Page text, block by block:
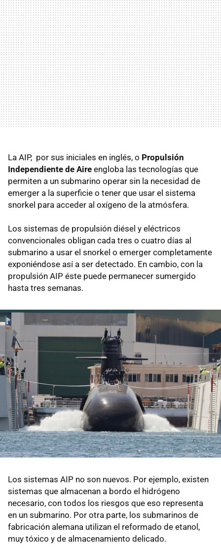
La AIP, por sus iniciales en inglés, o Propulsión
Independiente de Aire engloba las tecnologías que
permiten a un submarino operar sin la necesidad de
emerger a la superficie o tener que usar el sistema
snorkel para acceder al oxígeno de la atmósfera.
Los sistemas de propulsión diésel y eléctricos
convencionales obligan cada tres o cuatro días al
submarino a usar el snorkel o emerger completamente
exponiéndose así a ser detectado. En cambio, con la
propulsión AIP éste puede permanecer sumergido
hasta tres semanas.
Los sistemas AIP no son nuevos. Por ejemplo, existen
sistemas que almacenan a bordo el hidrógeno
necesario, con todos los riesgos que eso representa
en un submarino. Por otra parte, los submarinos de
fabricación alemana utilizan el reformado de etanol,
muy tóxico y de almacenamiento delicado.